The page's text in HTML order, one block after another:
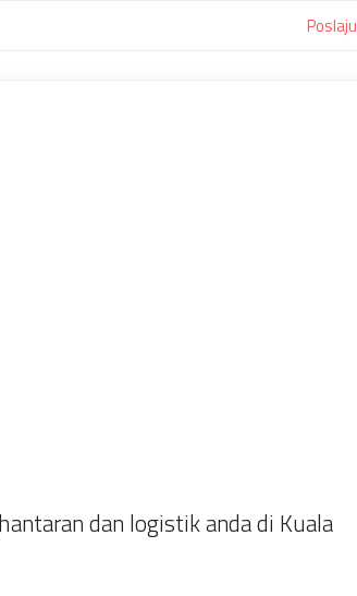
Poslaju
dan logistik anda di Kuala